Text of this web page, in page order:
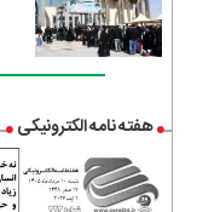
هفته نامه الکترونیکی